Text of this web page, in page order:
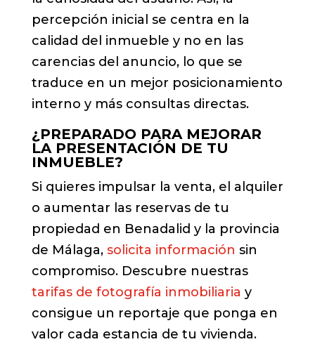
percepción inicial se centra en la
calidad del inmueble y no en las
carencias del anuncio, lo que se
traduce en un mejor posicionamiento
interno y más consultas directas.
¿PREPARADO PARA MEJORAR
LA PRESENTACIÓN DE TU
INMUEBLE?
Si quieres impulsar la venta, el alquiler
o aumentar las reservas de tu
propiedad en Benadalid y la provincia
de Málaga, solicita información sin
compromiso. Descubre nuestras
tarifas de fotografía inmobiliaria y
consigue un reportaje que ponga en
valor cada estancia de tu vivienda.